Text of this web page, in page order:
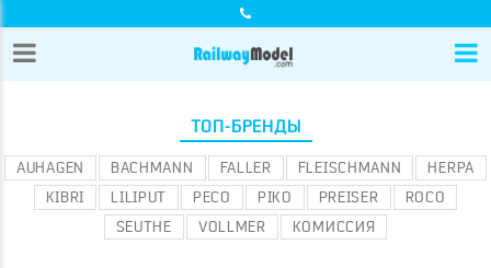
ТОП-БРЕНДЫ
AUHAGEN BACHMANN FALLER FLEISCHMANN
HERPA
KIBRI
LILIPUT PECO PIKO PREISER
ROCO
SEUTHE
VOLLMER КОМИССИЯ